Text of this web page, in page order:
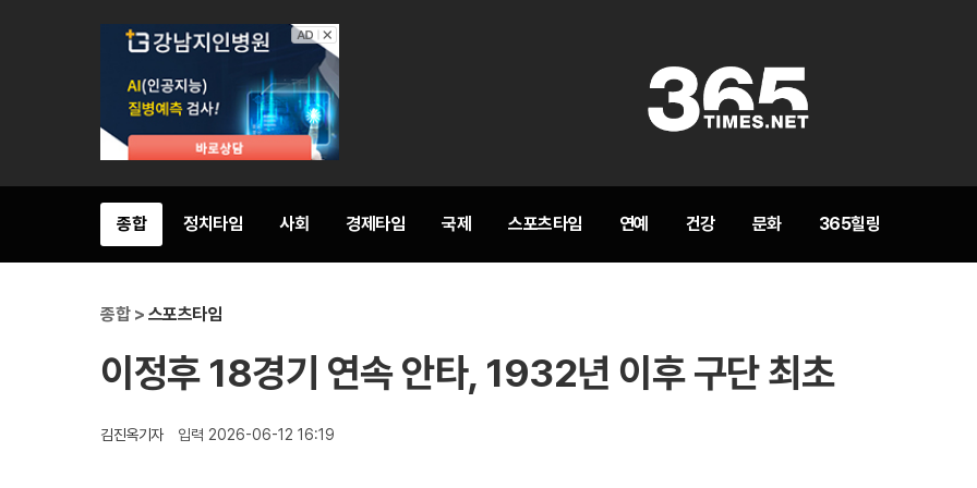
종합 정치타임 사회 경제타임 국제 스포츠타임 연예 건강 문화 365힐링
종합 > 스포츠타임
이정후 18경기 연속 안타, 1932년 이후 구단 최초
김진옥기자 입력 2026-06-12 16:19